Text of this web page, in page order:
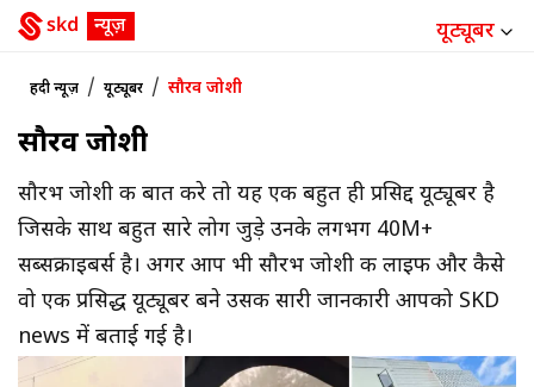
यूट्यूबर
हिंदी न्यूज़ / यूट्यूबर / सौरव जोशी
सौरव जोशी
सौरभ जोशी की बात करे तो यह एक बहुत ही प्रसिद्द यूट्यूबर है
जिसके साथ बहुत सारे लोग जुड़े उनके लगभग 40M+
सब्सक्राइबर्स है। अगर आप भी सौरभ जोशी की लाइफ और कैसे
वो एक प्रसिद्ध यूट्यूबर बने उसकी सारी जानकारी आपको SKD
news में बताई गई है।